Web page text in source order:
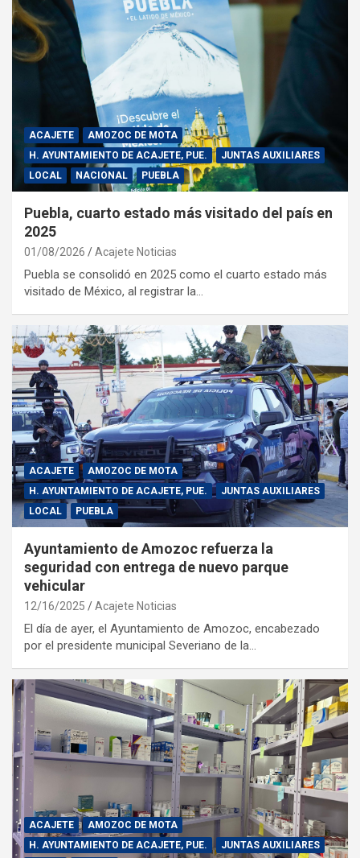
ACAJETE
AMOZOC DE MOTA
H. AYUNTAMIENTO DE ACAJETE, PUE.
JUNTAS AUXILIARES
LOCAL
NACIONAL PUEBLA
Puebla, cuarto estado más visitado del país en
2025
01/08/2026 Acajete Noticias
Puebla se consolidó en 2025 como el cuarto estado más
visitado de México, al registrar la…
ACAJETE
AMOZOC DE MOTA
H. AYUNTAMIENTO DE ACAJETE, PUE.
JUNTAS AUXILIARES
LOCAL
PUEBLA
Ayuntamiento de Amozoc refuerza la
seguridad con entrega de nuevo parque
vehicular
12/16/2025 Acajete Noticias
El día de ayer, el Ayuntamiento de Amozoc, encabezado
por el presidente municipal Severiano de la…
ACAJETE
AMOZOC DE MOTA
H. AYUNTAMIENTO DE ACAJETE, PUE.
JUNTAS AUXILIARES